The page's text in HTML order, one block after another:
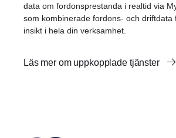
data om fordonsprestanda i realtid via
som kombinerade fordons- och driftdata
insikt i hela din verksamhet.
Läs mer om uppkopplade tjänster